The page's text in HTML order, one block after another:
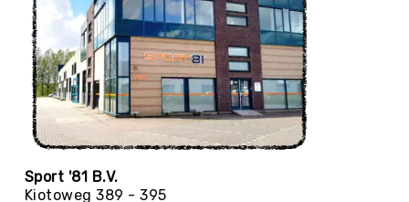
Mikken
Overig
Buitenspelen
Rollen
&
Rijden
Zand
Water
Sport '81 B.V.
Kiotoweg 389 - 395